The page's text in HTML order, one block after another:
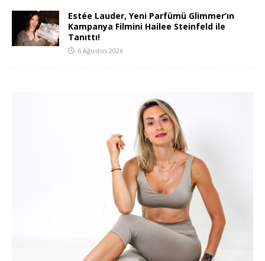
Estée Lauder, Yeni Parfümü Glimmer’ın
Kampanya Filmini Hailee Steinfeld ile
Tanıttı!
6 Ağustos 2026